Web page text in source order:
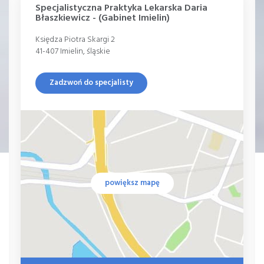
Specjalistyczna Praktyka Lekarska Daria
Błaszkiewicz - (Gabinet Imielin)
Księdza Piotra Skargi 2
41-407 Imielin, śląskie
Zadzwoń do specjalisty
powiększ mapę